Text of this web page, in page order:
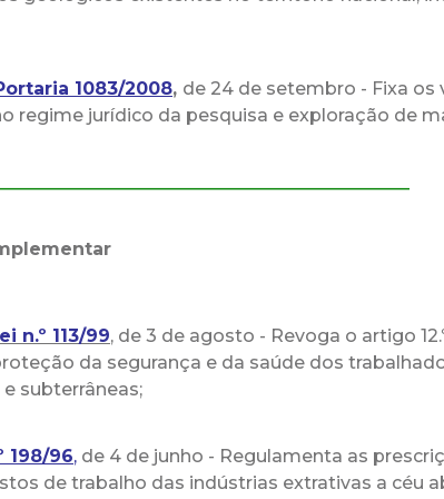
1083/2008, de 24 de setembro - Fixa
regime jurídico da pesquisa e exploração de
n.º 113/99, de 3 de agosto - Revoga o artigo
da segurança e da saúde dos
subterrâneas;
198/96, de 4 de junho - Regulamenta as
de trabalho das indústrias extrativas a céu